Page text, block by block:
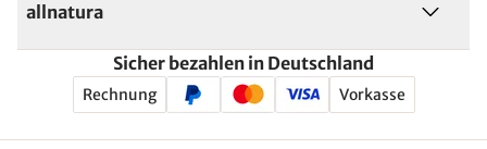
allnatura
Sicher bezahlen in Deutschland
Rechnung Vorkasse